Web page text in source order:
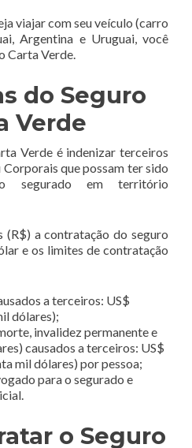
viajar com seu veículo (carro
Argentina e Uruguai, você
Carta Verde.
do Seguro
Verde
Verde é indenizar terceiros
que possam ter sido
segurado em território
(R$) a contratação do seguro
e os limites de contratação
a terceiros: US$
dólares);
invalidez permanente e
causados a terceiros: US$
mil dólares) por pessoa;
para o segurado e
o Seguro